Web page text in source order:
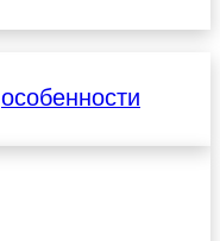
особенности